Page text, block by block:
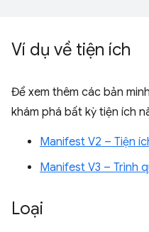
Ví dụ về tiện ích
Để xem thêm các bản
khám phá bất kỳ tiện ích
Manifest V2 – Tiện
Manifest V3 – Trình
Loại